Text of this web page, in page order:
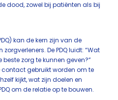
dood, zowel bij patiënten als bij
kan de kern zijn van de
De PDQ luidt: “Wat
zorg te kunnen geven?”
contact gebruikt worden om te
kijkt, wat zijn doelen en
om de relatie op te bouwen.